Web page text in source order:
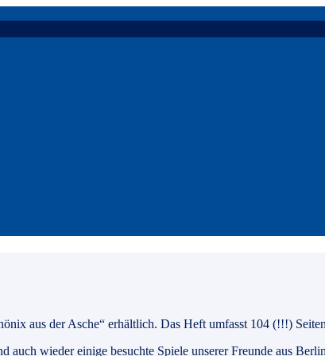
aus der Asche“ erhältlich. Das Heft umfasst 104 (!!!)
auch wieder einige besuchte Spiele unserer Freunde aus